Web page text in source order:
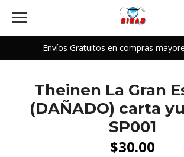
Envíos Gratuitos en compras
Theinen La Gran
(DAÑADO) carta
SP001
$30.00